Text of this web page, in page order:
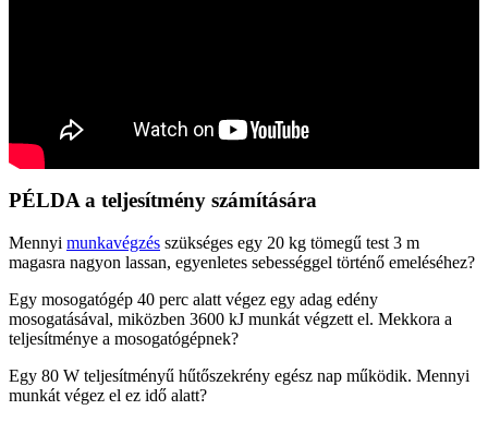
PÉLDA a teljesítmény számítására
Mennyi munkavégzés szükséges egy 20 kg tömegű test 3 m
magasra nagyon lassan, egyenletes sebességgel történő emeléséhez?
Egy mosogatógép 40 perc alatt végez egy adag edény
mosogatásával, miközben 3600 kJ munkát végzett el. Mekkora a
teljesítménye a mosogatógépnek?
Egy 80 W teljesítményű hűtőszekrény egész nap működik. Mennyi
munkát végez el ez idő alatt?